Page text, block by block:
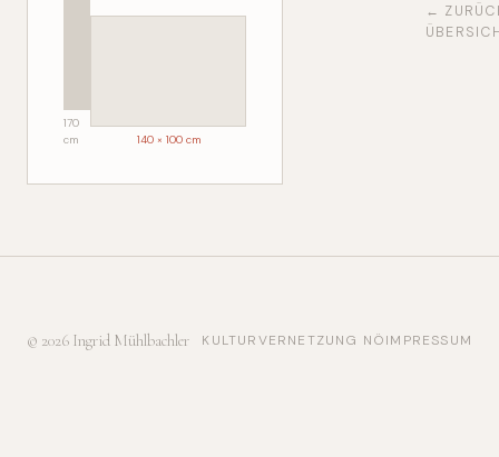
170
cm
140 × 100 cm
←
© 2026 Ingrid Mühlbachler KULTURVERNETZUNG NÖIMPRESSUM